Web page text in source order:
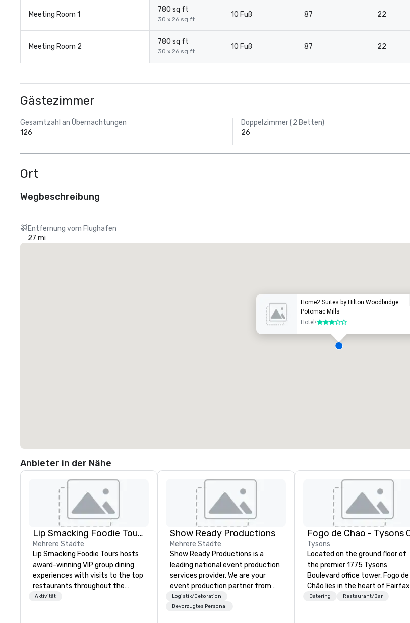
Meeting Room 1
780 sq ft
30 x 26 sq ft
10 Fuß 87 22
Meeting Room 2
780 sq ft
30 x 26 sq ft
10 Fuß 87 22
Gästezimmer
Gesamtzahl an Übernachtungen
126
Doppelzimmer (2 Betten)
26
Ort
Wegbeschreibung
Entfernung vom Flughafen
27 mi
Home2 Suites by Hilton Woodbridge
Potomac Mills
Hotel •3 von 5
Anbieter in der Nähe
Lip Smacking Foodie Tours
Mehrere Städte
Lip Smacking Foodie Tours hosts
award-winning VIP group dining
experiences with visits to the top
restaurants throughout the
United States. Choose either a
Aktivität
Show Ready Productions
Mehrere Städte
Show Ready Productions is a
leading national event production
services provider. We are your
event production partner from
start to finish. Our team is
dedicated to making sure we
Logistik/Dekoration
Bevorzugtes Personal
Tysons
Located on the ground floor of
the premier 1775 Tysons
Boulevard office tower, Fogo de
Chão lies in the heart of Fairfax
County’s prestigious business
Catering Restaurant/Bar